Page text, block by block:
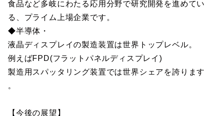
食品など多岐にわたる応用分野で研究開発を進めてい
る、プライム上場企業です。
◆半導体・
液晶ディスプレイの製造装置は世界トップレベル。
例えばFPD(フラットパネルディスプレイ)
製造用スパッタリング装置では世界シェアを誇ります
。
【今後の展望】